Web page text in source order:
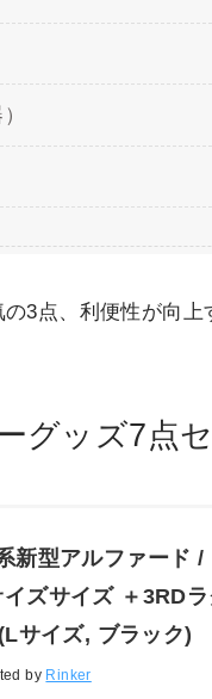
3点、利便性が向
グッズ7点セ
新型アルファード
イズサイズ ＋3RD
サイズ, ブラック)
by Rinker